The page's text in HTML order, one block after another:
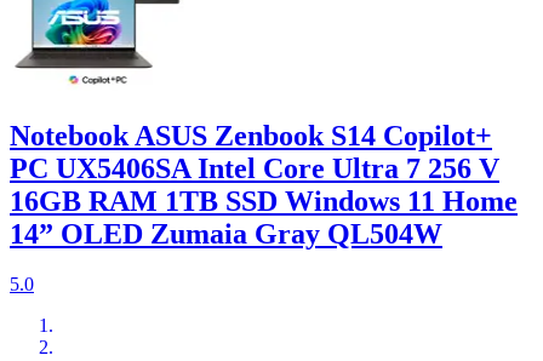
Notebook ASUS Zenbook S14 Copilot+
PC UX5406SA Intel Core Ultra 7 256 V
16GB RAM 1TB SSD Windows 11 Home
14” OLED Zumaia Gray QL504W
5.0